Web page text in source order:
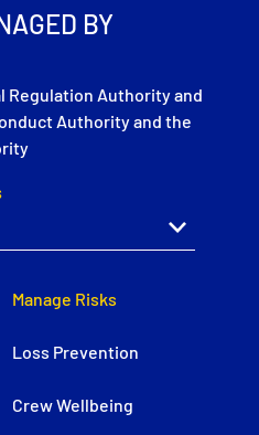
BY
Regulation Authority and
Authority and the
Manage Risks
Loss Prevention
Crew Wellbeing